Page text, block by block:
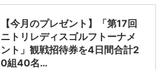
【今月のプレゼント】「第17回
ニトリレディスゴルフトーナメ
ント」観戦招待券を4日間合計2
0組40名…